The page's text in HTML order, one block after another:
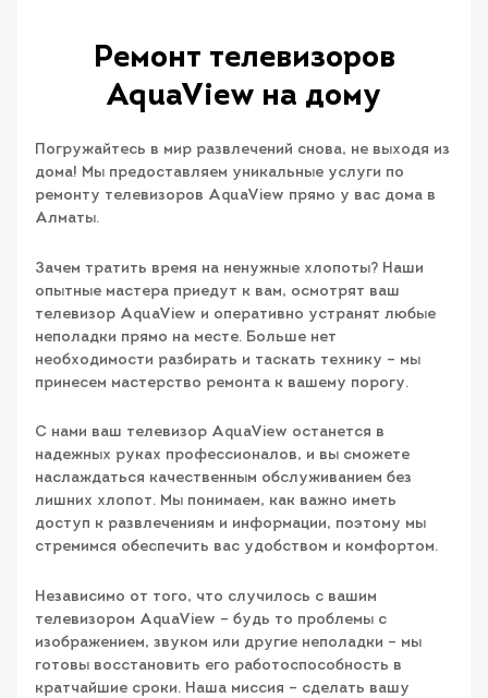
Ремонт телевизоров
AquaView на дому
Погружайтесь в мир развлечений снова, не выходя из
дома! Мы предоставляем уникальные услуги по
ремонту телевизоров AquaView прямо у вас дома в
Алматы.
Зачем тратить время на ненужные хлопоты? Наши
опытные мастера приедут к вам, осмотрят ваш
телевизор AquaView и оперативно устранят любые
неполадки прямо на месте. Больше нет
необходимости разбирать и таскать технику – мы
принесем мастерство ремонта к вашему порогу.
С нами ваш телевизор AquaView останется в
надежных руках профессионалов, и вы сможете
наслаждаться качественным обслуживанием без
лишних хлопот. Мы понимаем, как важно иметь
доступ к развлечениям и информации, поэтому мы
стремимся обеспечить вас удобством и комфортом.
Независимо от того, что случилось с вашим
телевизором AquaView – будь то проблемы с
изображением, звуком или другие неполадки – мы
готовы восстановить его работоспособность в
кратчайшие сроки. Наша миссия – сделать вашу